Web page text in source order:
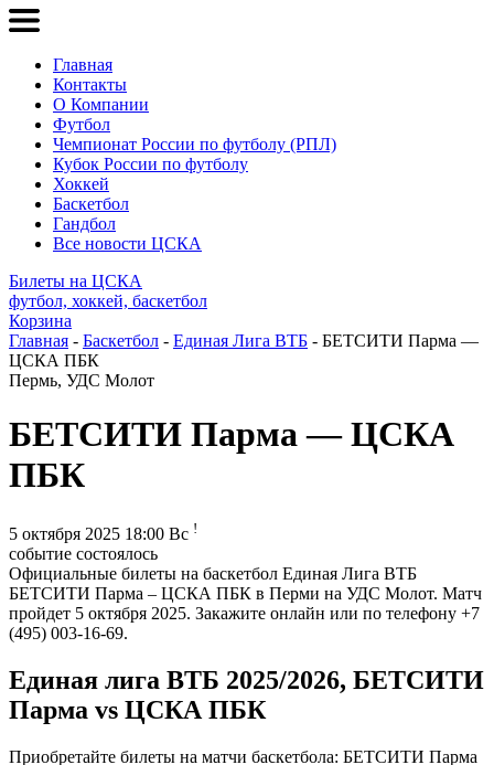
Главная
Контакты
О Компании
Футбол
Чемпионат России по футболу (РПЛ)
Кубок России по футболу
Хоккей
Баскетбол
Гандбол
Все новости ЦСКА
Билеты на ЦСКА
футбол, хоккей, баскетбол
Корзина
Главная - Баскетбол - Единая Лига ВТБ - БЕТСИТИ Парма —
ЦСКА ПБК
Пермь, УДС Молот
БЕТСИТИ Парма — ЦСКА
ПБК
5 октября 2025 18:00 Вс !
событие состоялось
Официальные билеты на баскетбол Единая Лига ВТБ
БЕТСИТИ Парма – ЦСКА ПБК в Перми на УДС Молот. Матч
пройдет 5 октября 2025. Закажите онлайн или по телефону +7
(495) 003-16-69.
Единая лига ВТБ 2025/2026, БЕТСИТИ
Парма vs ЦСКА ПБК
Приобретайте билеты на матчи баскетбола: БЕТСИТИ Парма